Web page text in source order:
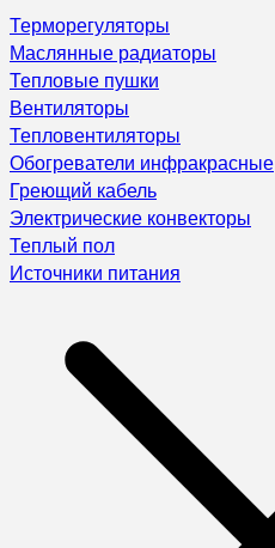
Терморегуляторы
Маслянные радиаторы
Тепловые пушки
Вентиляторы
Тепловентиляторы
Обогреватели инфракрасные
Греющий кабель
Электрические конвекторы
Теплый пол
Источники питания